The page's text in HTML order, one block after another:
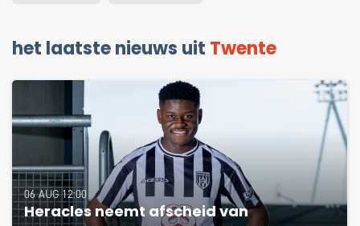
het laatste nieuws uit Twente
06 AUG 12:00
Heracles neemt afscheid van